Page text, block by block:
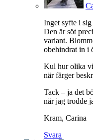
Inget syfte i
Den är söt
variant.
obehindrat in i
Kul hur olika vi
när färger
Tack – ja det
när jag trodde
Kram, Carina
Svara